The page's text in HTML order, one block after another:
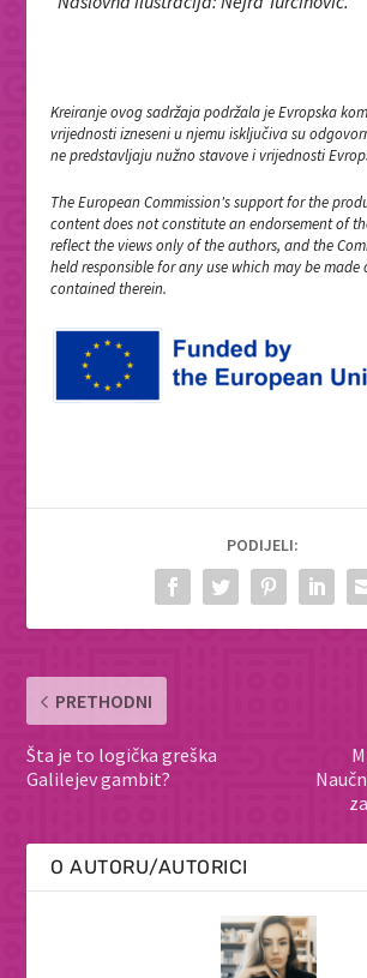
Kreiranje ovog sadržaja podržala je Evropska
vrijednosti izneseni u njemu isključiva su
ne predstavljaju nužno stavove i vrijednosti
The European Commission's support for the
content does not constitute an endorsement of
reflect the views only of the authors, and the
held responsible for any use which may be
contained therein.
PODIJELI:
PRETHODNI
Šta je to logička greška
Galilejev gambit?
O AUTORU/AUTORICI